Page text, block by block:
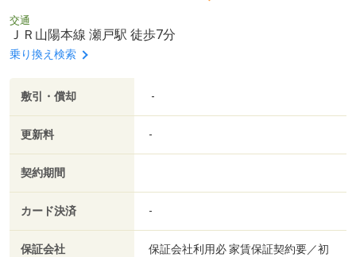
交通
ＪＲ山陽本線 瀬戸駅 徒歩7分
乗り換え検索
敷引・償却 -
更新料 -
契約期間
カード決済 -
保証会社
保証会社利用必 家賃保証契約要／初